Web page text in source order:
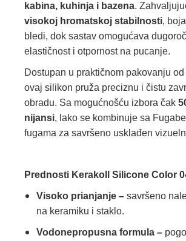
kabina, kuhinja i bazena.
visokoj hromatskoj stabilnosti,
bledi, dok sastav omogućava
elastičnost i otpornost na pucanje.
Dostupan u praktičnom pakovanju od
ovaj silikon pruža preciznu i čistu
obradu. Sa mogućnošću izbora čak
nijansi, lako se kombinuje sa
fugama za savršeno usklađen
Prednosti Kerakoll Silicone Color
Visoko prianjanje – savršeno
na keramiku i staklo.
Vodonepropusna formula –